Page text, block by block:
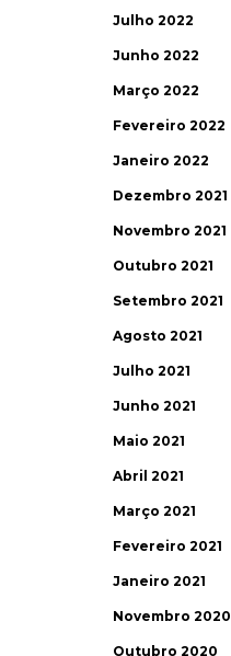
Julho 2022
Junho 2022
Março 2022
Fevereiro 2022
Janeiro 2022
Dezembro 2021
Novembro 2021
Outubro 2021
Setembro 2021
Agosto 2021
Julho 2021
Junho 2021
Maio 2021
Abril 2021
Março 2021
Fevereiro 2021
Janeiro 2021
Novembro 2020
Outubro 2020